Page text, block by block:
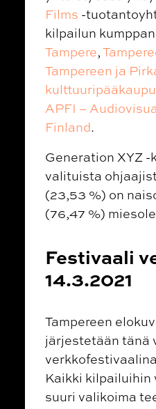
Films -
kilpailun
Tampere,
Tampereen ja
APFI –
Finland.
Generation XYZ -
valituista
(23,53 %) on
(76,47 %)
Festivaali
14.3.2021
Tampereen
järjestetään tänä
Kaikki
suuri valikoima